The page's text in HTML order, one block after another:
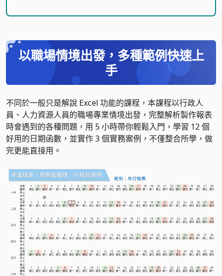
以職場情境出發，多種範例快速上
手
不同於一般只是解說 Excel 功能的課程， 本課程以行政人
員、人力資源人員的職場專業情境出發 ，完整解析製作報表
時會遇到的各種問題，用 5 小時帶你輕鬆入門，學習 12 個
好用的日期函數，並實作 3 個實務案例，不僅整合所學，做
完更能直接用。